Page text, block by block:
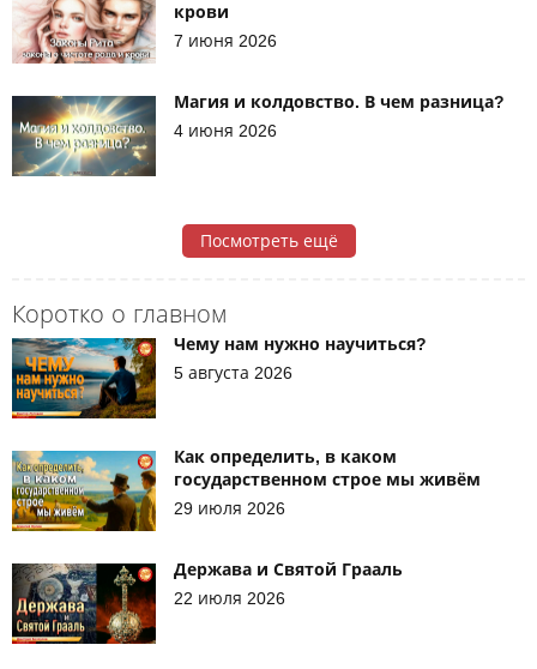
Коротко о главном
Чему нам нужно научиться?
5 августа 2026
Как определить, в каком
государственном строе мы живём
29 июля 2026
Держава и Святой Грааль
22 июля 2026
крови
7 июня 2026
Магия и колдовство. В чем разница?
4 июня 2026
Посмотреть ещё